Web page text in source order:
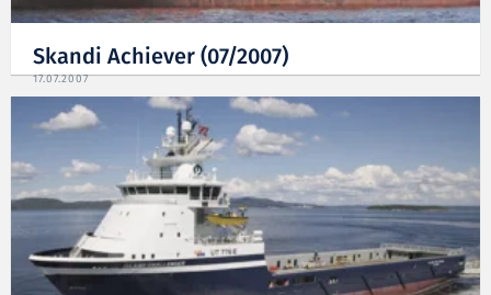
Skandi Achiever (07/2007)
17.07.2007